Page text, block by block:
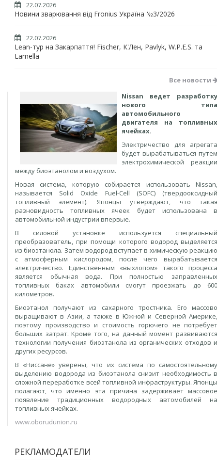
22.07.2026
Новини зварювання від Fronius Україна №3/2026
22.07.2026
Lean-тур на Закарпаття! Fischer, К'Лен, Pavlyk, W.P.E.S. та
Lamella
Все новости
Nissan ведет разработку
нового типа
автомобильного
двигателя на топливных
ячейках.
Электричество для агрегата
будет вырабатываться путем
электрохимической реакции
между биоэтанолом и воздухом.
Новая система, которую собирается использовать Nissan,
называется Solid Oxide Fuel-Cell (SOFC) (твердооксидный
топливный элемент). Японцы утверждают, что такая
разновидность топливных ячеек будет использована в
автомобильной индустрии впервые.
В силовой установке используется специальный
преобразователь, при помощи которого водород выделяется
из биоэтанола. Затем водород вступает в химическую реакцию
с атмосферным кислородом, после чего вырабатывается
электричество. Единственным «выхлопом» такого процесса
является обычная вода. При полностью заправленных
топливных баках автомобили смогут проезжать до 600
километров.
Биоэтанол получают из сахарного тростника. Его массово
выращивают в Азии, а также в Южной и Северной Америке,
поэтому производство и стоимость горючего не потребует
больших затрат. Кроме того, на данный момент развиваются
технологии получения биоэтанола из органических отходов и
других ресурсов.
В «Ниссане» уверены, что их система по самостоятельному
выделению водорода из биоэтанола снизит необходимость в
сложной переработке всей топливной инфраструктуры. Японцы
полагают, что именно эта причина задерживает массовое
появление традиционных водородных автомобилей на
топливных ячейках.
www.oborudunion.ru
РЕКЛАМОДАТЕЛИ